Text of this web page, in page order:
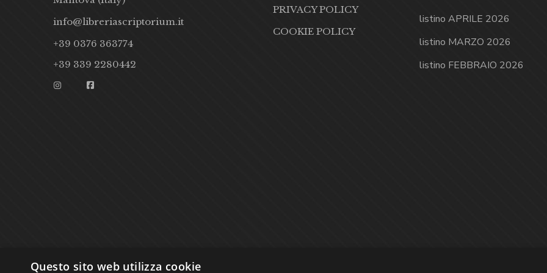
info@libreriascriptorium.it
+39 0376 363774
+39 339 2280442
PRIVACY POLICY
COOKIE POLICY
listino APRILE 2026
listino MARZO 2026
listino FEBBRAIO 2026
Questo sito web utilizza cookie